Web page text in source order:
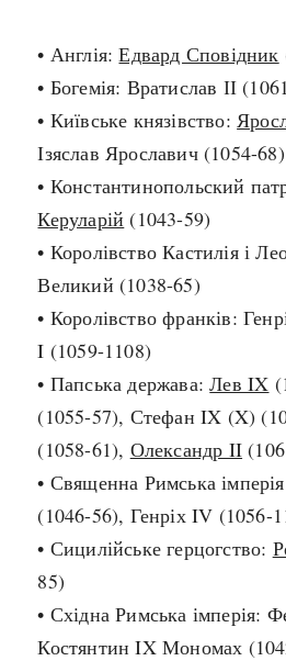
СЬОГОДНІ
ЗАГОЛОВКИ
ПРАВИЛА ЖИТТЯ
ВИ (НЕ) ЗНАЛИ
КАРТИ
НОТА БЕНЕ
Рубрики
• Англія:Едвард Сповідник
• Богемія: Вратислав ІІ
• Київське князівство:
Ізяслав Ярославич (1054-68)
• Константинопольский
Керуларій (1043-59)
• Королівство Кастилія і
Великий (1038-65)
• Королівство франків:
I (1059-1108)
• Папська держава:Лев IX
(1055-57), Стефан IX (X)
(1058-61), Олександр II
• Священна Римська
(1046-56), Генріх IV (1056-
• Сицилійське герцогство:
85)
• Східна Римська імперія:
Костянтин IX Мономах